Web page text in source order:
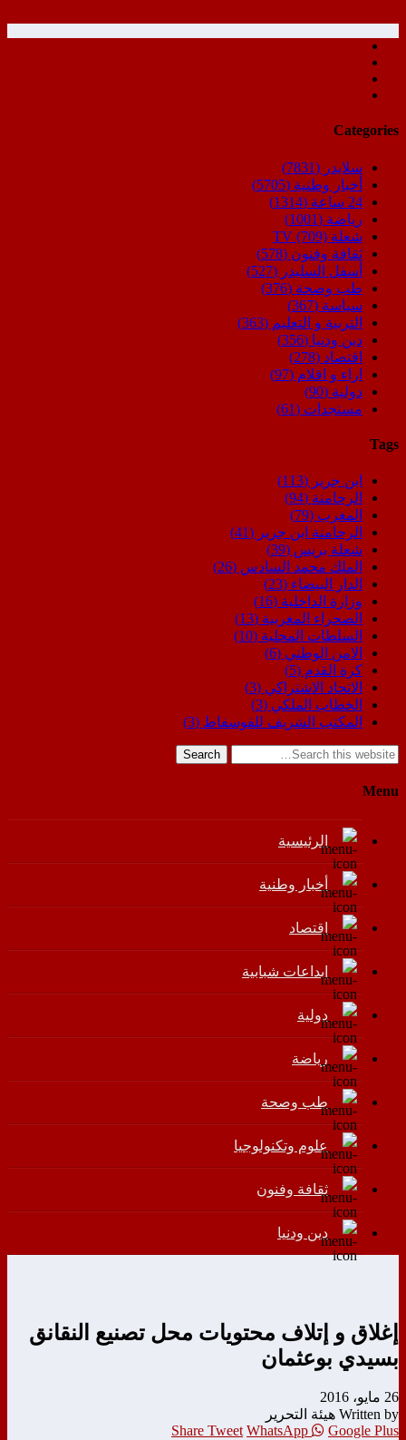
Categories
سلايدر (7831)
أخبار وطنية (5705)
24 ساعة
(1314)
رياضة (1001)
شعلة TV (709)
ثقافة وفنون (578)
أسفل السليدر (527)
طب وصحة (376)
سياسة (367)
التربية و التعليم (363)
دين ودنيا (356)
اقتصاد (278)
اراء و اقلام (97)
دولية (90)
مستجدات (61)
Tags
ابن جرير (113)
الرحامنة (94)
المغرب (79)
الرحامنة ابن جرير (41)
شعلة بريس (39)
الملك محمد السادس (26)
الدار البيضاء (23)
وزارة الداخلية (16)
الصحراء المغربية (13)
السلطات المحلية (10)
الامن الوطني (6)
كرة القدم (5)
الاتحاد الاشتراكي (3)
الخطاب الملكي (3)
المكتب الشريف للفوسفاط (3)
Search
Menu
الرئيسية
أخبار وطنية
اقتصاد
إبداعات شبابية
دولية
رياضة
طب وصحة
علوم وتكنولوجيا
ثقافة وفنون
دين ودنيا
إغلاق و إتلاف محتويات محل تصنيع النقانق
بسيدي بوعثمان
26 مايو، 2016
Written by هيئة التحرير
Share Tweet WhatsApp Google Plus